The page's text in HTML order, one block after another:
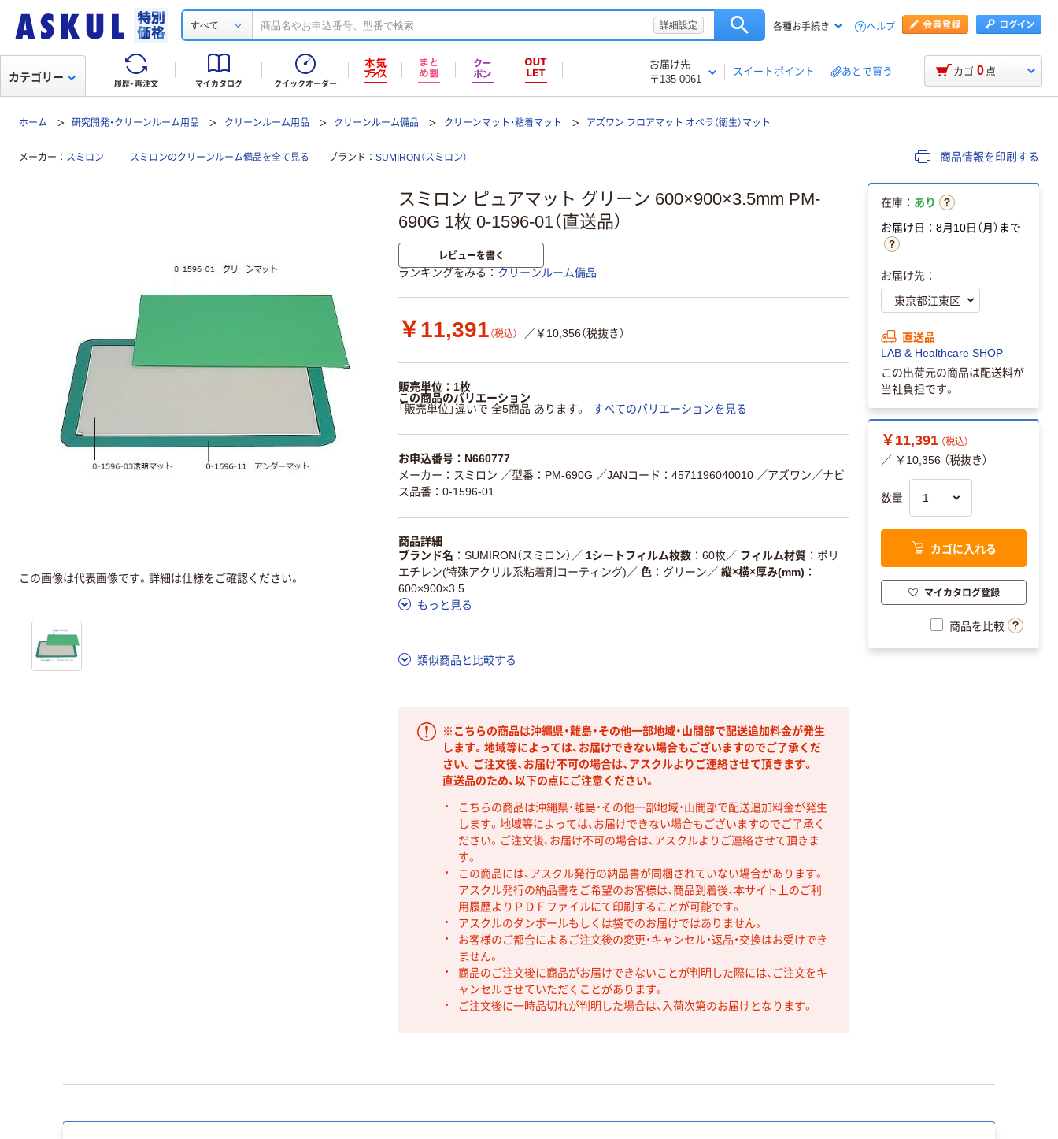
すべて 詳細設定 各種お手続き ヘルプ
履歴・再注文 マイカタログ クイックオーダー
お届け先
〒135-0061
スイートポイント あとで買う
カテゴリー カゴ 0 点
ホーム 研究開発・クリーンルーム用品 クリーンルーム用品 クリーンルーム備品 クリーンマット・粘着マット アズワン フロアマット オペラ（衛生）マット
メーカー スミロン スミロンのクリーンルーム備品を全て見る ブランド SUMIRON（スミロン） 商品情報を印刷する
スミロン ピュアマット グリーン 600×900×3.5mm PM-
690G 1枚 0-1596-01（直送品）
レビューを書く
ランキングをみる クリーンルーム備品
￥11,391 （税込） ／￥10,356（税抜き）
販売単位：1枚
この商品のバリエーション
「販売単位」違いで 全5商品 あります。
すべてのバリエーションを見る
お申込番号：N660777
メーカー：スミロン ／型番：PM-690G ／JANコード：4571196040010 ／アズワン／ナビ
ス品番：0-1596-01
商品詳細
ブランド名
SUMIRON（スミロン） ／ 1シートフィルム枚数 60枚／ フィルム材質
ポリ
エチレン(特殊アクリル系粘着剤コーティング) ／ 色 グリーン ／ 縦×横×厚み(mm)
600×900×3.5
もっと見る
類似商品と比較する
※こちらの商品は沖縄県・離島・その他一部地域・山間部で配送追加料金が発生
します。地域等によっては、お届けできない場合もございますのでご了承くだ
さい。ご注文後、お届け不可の場合は、アスクルよりご連絡させて頂きます。
直送品のため、以下の点にご注意ください。
こちらの商品は沖縄県・離島・その他一部地域・山間部で配送追加料金が発生
します。地域等によっては、お届けできない場合もございますのでご了承く
ださい。ご注文後、お届け不可の場合は、アスクルよりご連絡させて頂きま
す。
この商品には、アスクル発行の納品書が同梱されていない場合があります。
アスクル発行の納品書をご希望のお客様は、商品到着後、本サイト上のご利
用履歴よりＰＤＦファイルにて印刷することが可能です。
アスクルのダンボールもしくは袋でのお届けではありません。
お客様のご都合によるご注文後の変更・キャンセル・返品・交換はお受けでき
ません。
商品のご注文後に商品がお届けできないことが判明した際には、ご注文をキ
ャンセルさせていただくことがあります。
ご注文後に一時品切れが判明した場合は、入荷次第のお届けとなります。
この画像は代表画像です。詳細は仕様をご確認ください。
在庫： あり
お届け日：8月10日（月）まで
お届け先：
直送品
LAB & Healthcare SHOP
この出荷元の商品は配送料が
当社負担です。
￥11,391 （税込）
／ ￥10,356 （税抜き）
数量
カゴに入れる
マイカタログ登録
商品を比較